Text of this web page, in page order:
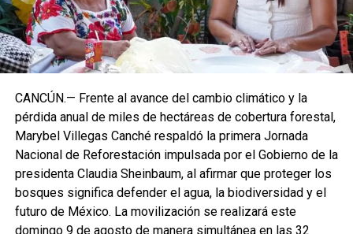
CANCÚN.— Frente al avance del cambio climático y la
pérdida anual de miles de hectáreas de cobertura forestal,
Marybel Villegas Canché respaldó la primera Jornada
Nacional de Reforestación impulsada por el Gobierno de la
presidenta Claudia Sheinbaum, al afirmar que proteger los
bosques significa defender el agua, la biodiversidad y el
futuro de México. La movilización se realizará este
domingo 9 de agosto de manera simultánea en las 32